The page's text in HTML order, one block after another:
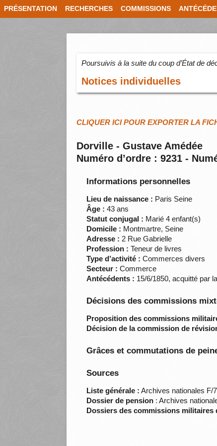
PRÉSENTATION RECHERCHES COMMISSIONS
Poursuivis à la suite du coup d’État de
Notices individuelles
CLIQUER ICI POUR EXPORTER LA
Dorville - Gustave Amédée
Numéro d’ordre : 9231 -
Informations personnelles
Lieu de naissance : Paris Seine
Âge : 43 ans
Statut conjugal : Marié 4 enfant(s)
Domicile : Montmartre, Seine
Adresse : 2 Rue Gabrielle
Profession : Teneur de livres
Type d’activité : Commerces divers
Secteur : Commerce
Antécédents : 15/6/1850, acquitté par
Décisions des commissions
Proposition des commissions
Décision de la commission de
Grâces et commutations de
Sources
Liste générale : Archives nationales F/
Dossier de pension : Archives
Dossiers des commissions militaires